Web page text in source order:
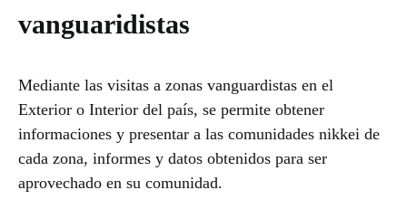
vanguaridistas
Mediante las visitas a zonas vanguardistas en el
Exterior o Interior del país, se permite obtener
informaciones y presentar a las comunidades nikkei de
cada zona, informes y datos obtenidos para ser
aprovechado en su comunidad.